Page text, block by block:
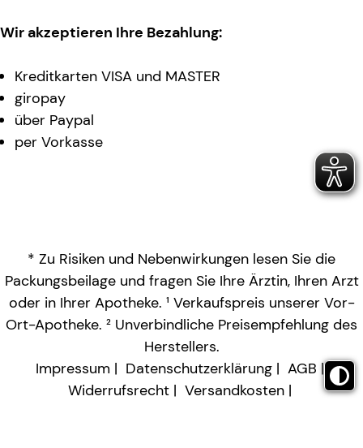
Wir akzeptieren Ihre Bezahlung:
Kreditkarten VISA und MASTER
giropay
über Paypal
per Vorkasse
* Zu Risiken und Nebenwirkungen lesen Sie die
Packungsbeilage und fragen Sie Ihre Ärztin, Ihren Arzt
oder in Ihrer Apotheke. ¹ Verkaufspreis unserer Vor-
Ort-Apotheke. ² Unverbindliche Preisempfehlung des
Herstellers.
Impressum
Datenschutzerklärung
AGB
Widerrufsrecht
Versandkosten